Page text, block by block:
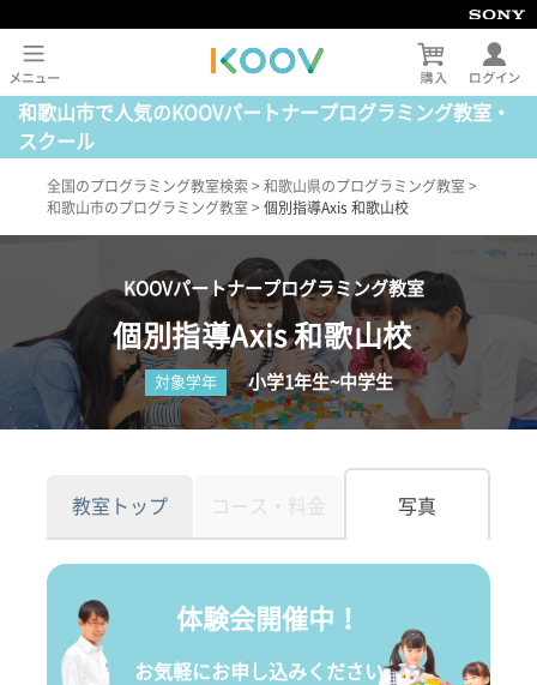
和歌山市で人気のKOOVパートナープログラミング教室・
スクール
全国のプログラミング教室検索 > 和歌山県のプログラミング教室 >
和歌山市のプログラミング教室 > 個別指導Axis 和歌山校
KOOVパートナープログラミング教室
個別指導Axis 和歌山校
対象学年 小学1年生~中学生
教室トップ コース・料金 写真
体験会開催中！
お気軽にお申し込みください。